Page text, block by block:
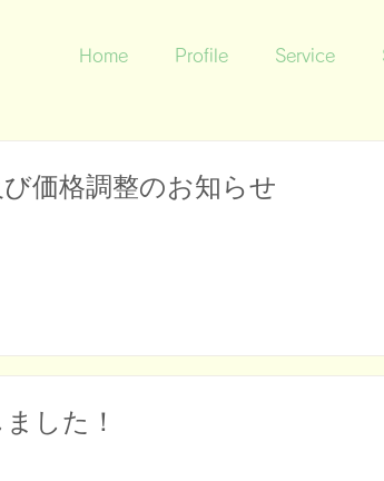
Home Profile Service
び価格調整のお知らせ
した！